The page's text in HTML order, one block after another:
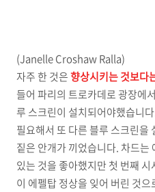
(Janelle Croshaw Ralla)
자주 한 것은향상시키는 것보다
들어 파리의 트로카데로 광장에
루 스크린이 설치되어야했습니
필요해서 또 다른 블루 스크린을
짙은 안개가 끼었습니다. 차드는
있는 것을 좋아했지만 첫 번째
이 에펠탑 정상을 잊어 버린 것